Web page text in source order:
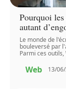
Pourquoi
autant
Le monde de
bouleversé par
Parmi ces
Web 13/